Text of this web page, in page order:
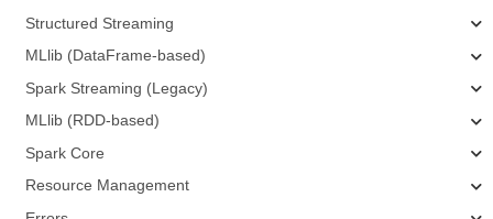
Structured Streaming
MLlib (DataFrame-based)
Spark Streaming (Legacy)
MLlib (RDD-based)
Spark Core
Resource Management